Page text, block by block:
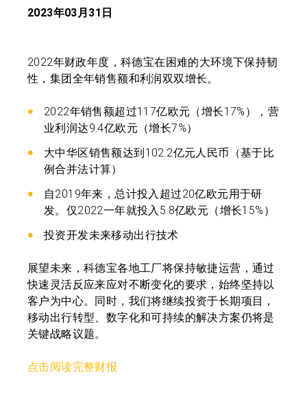
2023年03月31日
2022年财政年度，科德宝在困难的大环境下保持韧
性，集团全年销售额和利润双双增长。
2022年销售额超过117亿欧元（增长17%），营
业利润达9.4亿欧元（增长7%）
大中华区销售额达到102.2亿元人民币（基于比
例合并法计算）
自2019年来，总计投入超过20亿欧元用于研
发。仅2022一年就投入5.8亿欧元（增长15%）
投资开发未来移动出行技术
展望未来，科德宝各地工厂将保持敏捷运营，通过
快速灵活反应来应对不断变化的要求，始终坚持以
客户为中心。同时，我们将继续投资于长期项目，
移动出行转型、数字化和可持续的解决方案仍将是
关键战略议题。
点击阅读完整财报